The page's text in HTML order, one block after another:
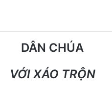
DÂN CHÚA
VỚI XÁO TRỘN